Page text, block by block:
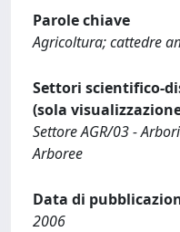
Parole chiave
Agricoltura; cattedre
Settori scientifico-
(sola
Settore AGR/03 -
Arboree
Data di
2006